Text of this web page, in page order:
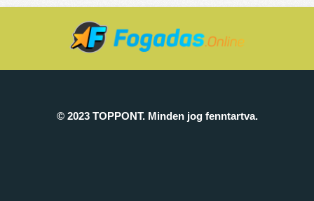
© 2023 TOPPONT. Minden jog fenntartva.